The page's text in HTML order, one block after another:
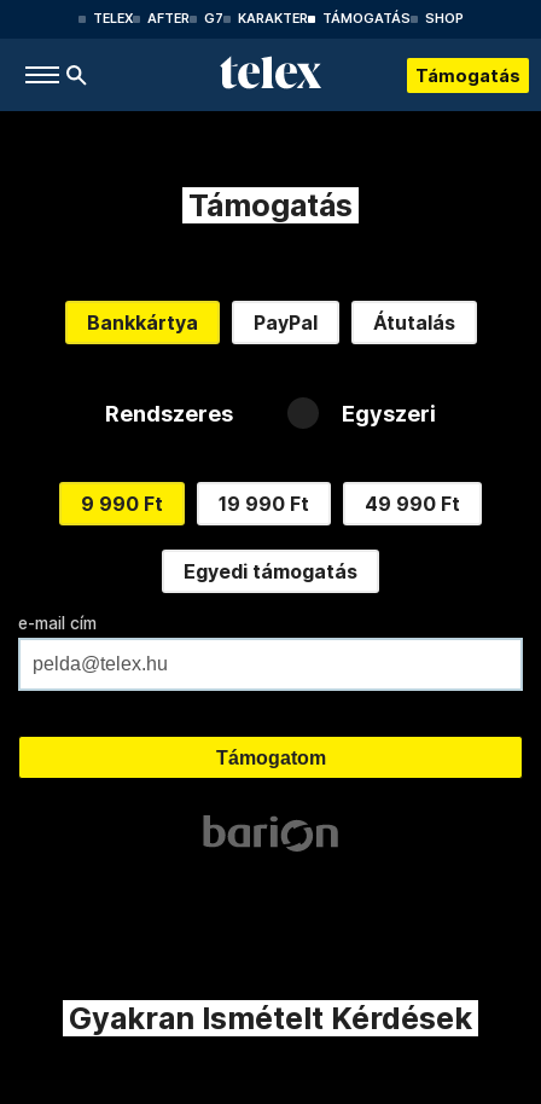
TELEX AFTER G7 KARAKTER TÁMOGATÁS SHOP
Támogatás
Támogatás
Bankkártya PayPal Átutalás
Rendszeres Egyszeri
9 990 Ft 19 990 Ft 49 990 Ft
Egyedi támogatás
e-mail cím
Gyakran Ismételt Kérdések